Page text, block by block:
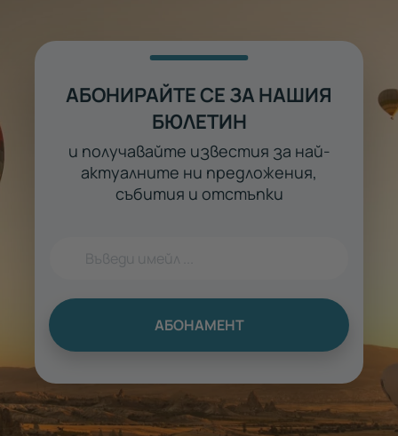
АБОНИРАЙТЕ СЕ ЗА НАШИЯ
БЮЛЕТИН
и получавайте известия за най-
актуалните ни предложения,
събития и отстъпки
АБОНАМЕНТ